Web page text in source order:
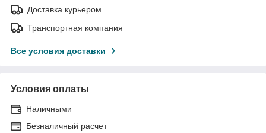
Доставка курьером
Транспортная компания
Все условия доставки
Условия оплаты
Наличными
Безналичный расчет